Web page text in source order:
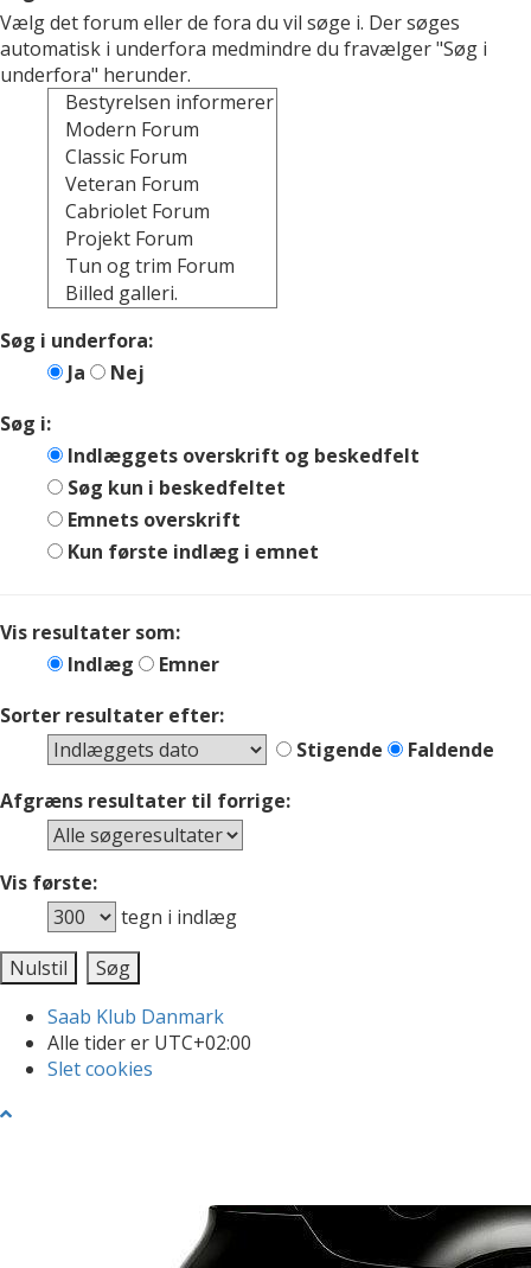
Vælg det forum eller de fora du vil søge i. Der søges
automatisk i underfora medmindre du fravælger "Søg i
underfora" herunder.
Søg i underfora:
Ja
Nej
Søg i:
Indlæggets overskrift og beskedfelt
Søg kun i beskedfeltet
Emnets overskrift
Kun første indlæg i emnet
Vis resultater som:
Indlæg
Emner
Sorter resultater efter:
Stigende
Faldende
Afgræns resultater til forrige:
Vis første:
tegn i indlæg
Saab Klub Danmark
Alle tider er UTC+02:00
Slet cookies